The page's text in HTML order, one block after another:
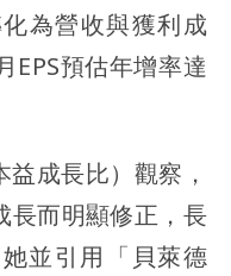
為營收與獲利成
EPS預估年增率達
成長比）觀察，
長而明顯修正，長
並引用「貝萊德